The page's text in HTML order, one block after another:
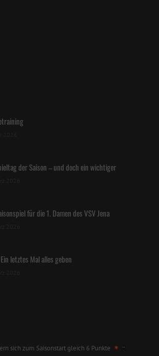
der Saison – und doch ein wichtiger
für die 1. Damen des VSV Jena
letztes Mal alles geben
sich zum Saisonstart gleich 6 Punkte